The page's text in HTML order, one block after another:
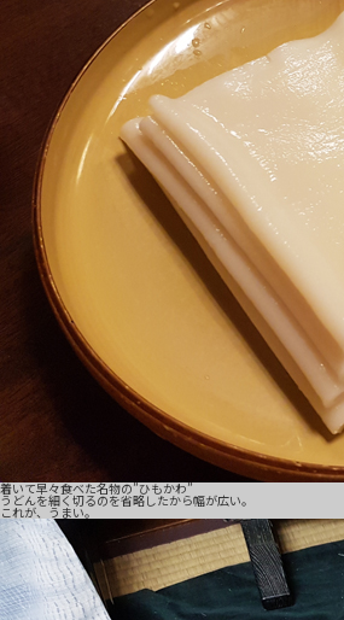
着いて早々食べた名物の”ひもかわ”
うどんを細く切るのを省略したから幅が広い。
これが、うまい。